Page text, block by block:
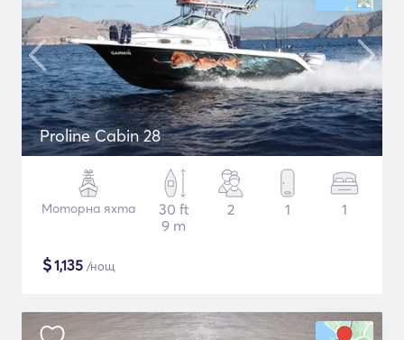
Proline Cabin 28
Моторна яхта
30 ft
9 m
2 1 1
$1,135 /нощ